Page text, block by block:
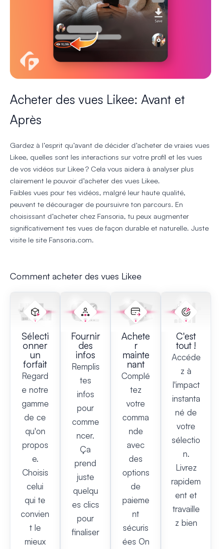
Acheter des vues Likee: Avant et
Après
Gardez à l’esprit qu’avant de décider d’acheter de vraies vues
Likee, quelles sont les interactions sur votre profil et les vues
de vos vidéos sur Likee ? Cela vous aidera à analyser plus
clairement le pouvoir d’acheter des vues Likee.
Faibles vues pour tes vidéos, malgré leur haute qualité,
peuvent te décourager de poursuivre ton parcours. En
choisissant d’acheter chez Fansoria, tu peux augmenter
significativement tes vues de façon durable et naturelle. Juste
visite le site Fansoria.com.
Comment acheter des vues Likee
Sélecti
onner
un
forfait
Regard
e notre
gamme
de ce
qu'on
propos
e.
Choisis
celui
qui te
convien
t le
mieux
Fournir
des
infos
Remplis
tes
infos
pour
comme
ncer.
Ça
prend
juste
quelqu
es clics
pour
finaliser
Achete
r
mainte
nant
Complé
tez
votre
comma
nde
avec
des
options
de
paieme
nt
sécuris
ées On
C'est
tout !
Accéde
z à
l'impact
instanta
né de
votre
sélectio
n.
Livrez
rapidem
ent et
travaille
z bien